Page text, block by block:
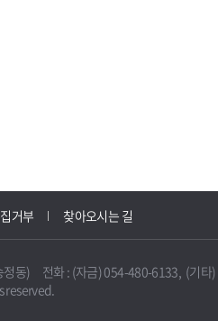
거부 찾아오시는 길
정동) 전화 : (자금) 054-480-6133, (기타
reserved.